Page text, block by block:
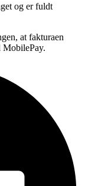
og er fuldt
at fakturaen
MobilePay.